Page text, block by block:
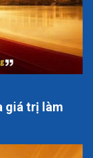
giá trị làm